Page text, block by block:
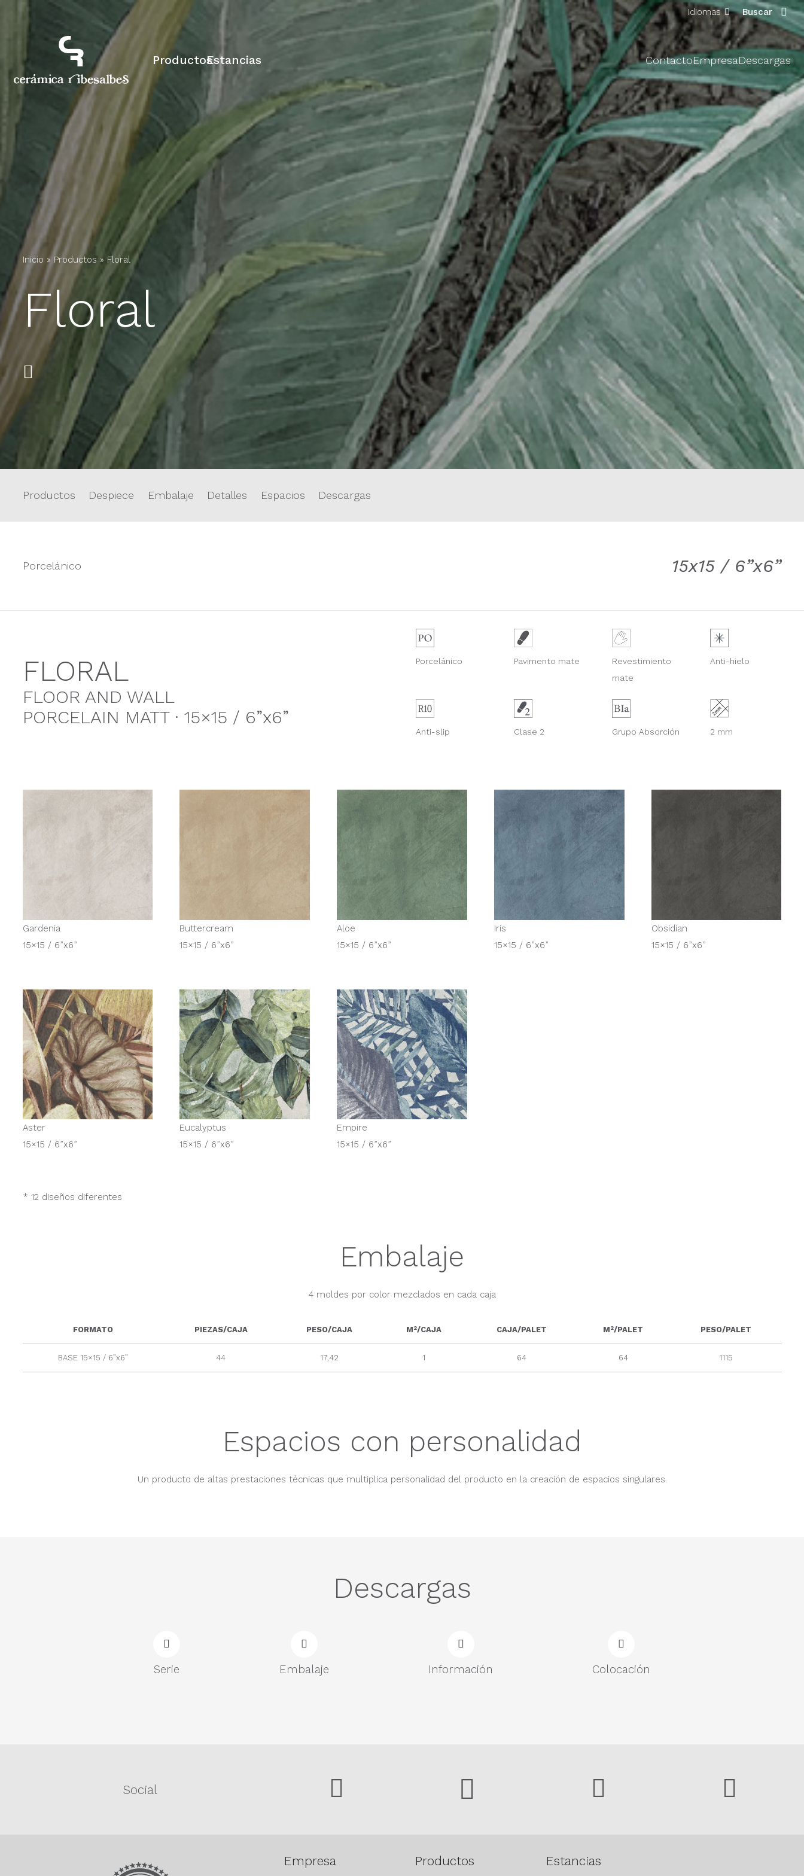
Idiomas Buscar
ProductosEstancias ContactoEmpresaDescargas
Inicio » Productos » Floral
Floral
Productos Despiece Embalaje Detalles Espacios Descargas
Porcelánico 15x15 / 6”x6”
FLORAL
FLOOR AND WALL
PORCELAIN MATT · 15×15 / 6”x6”
Porcelánico Pavimento mate
Revestimiento
mate
Anti-hielo
Anti-slip Clase 2 Grupo Absorción 2 mm
Gardenia
15×15 / 6”x6”
Buttercream
15×15 / 6”x6”
Aloe
15×15 / 6”x6”
Iris
15×15 / 6”x6”
Obsidian
15×15 / 6”x6”
Aster
15×15 / 6”x6”
Eucalyptus
15×15 / 6”x6”
Empire
15×15 / 6”x6”
* 12 diseños diferentes
Embalaje
4 moldes por color mezclados en cada caja
FORMATO PIEZAS/CAJA PESO/CAJA M2/CAJA CAJA/PALET M2/PALET PESO/PALET
BASE 15×15 / 6”x6” 44 17,42 1 64 64 1115
Espacios con personalidad
Un producto de altas prestaciones técnicas que multiplica personalidad del producto en la creación de espacios singulares.
Descargas
Serie Embalaje Información Colocación
Social
Empresa Productos Estancias